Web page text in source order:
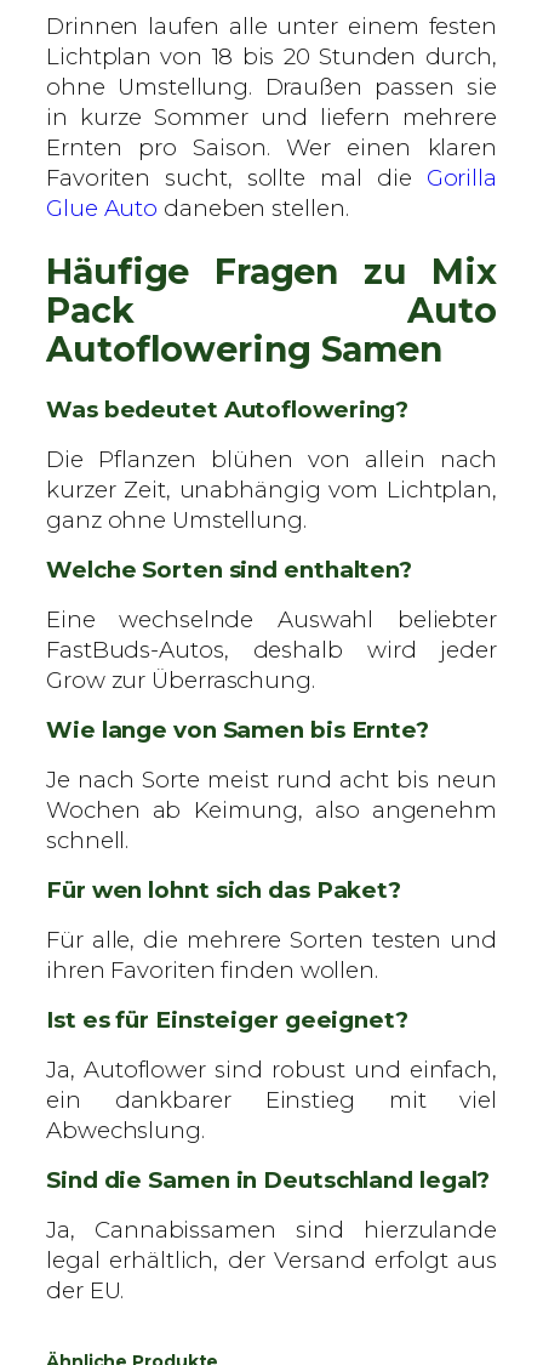
Drinnen laufen alle unter einem festen
Lichtplan von 18 bis 20 Stunden durch,
ohne Umstellung. Draußen passen sie
in kurze Sommer und liefern mehrere
Ernten pro Saison. Wer einen klaren
Favoriten sucht, sollte mal die Gorilla
Glue Auto daneben stellen.
Häufige Fragen zu Mix
Pack Auto
Autoflowering Samen
Was bedeutet Autoflowering?
Die Pflanzen blühen von allein nach
kurzer Zeit, unabhängig vom Lichtplan,
ganz ohne Umstellung.
Welche Sorten sind enthalten?
Eine wechselnde Auswahl beliebter
FastBuds-Autos, deshalb wird jeder
Grow zur Überraschung.
Wie lange von Samen bis Ernte?
Je nach Sorte meist rund acht bis neun
Wochen ab Keimung, also angenehm
schnell.
Für wen lohnt sich das Paket?
Für alle, die mehrere Sorten testen und
ihren Favoriten finden wollen.
Ist es für Einsteiger geeignet?
Ja, Autoflower sind robust und einfach,
ein dankbarer Einstieg mit viel
Abwechslung.
Sind die Samen in Deutschland legal?
Ja, Cannabissamen sind hierzulande
legal erhältlich, der Versand erfolgt aus
der EU.